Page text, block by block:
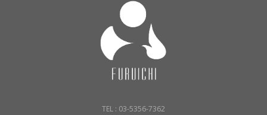
TEL : 03-5356-7362